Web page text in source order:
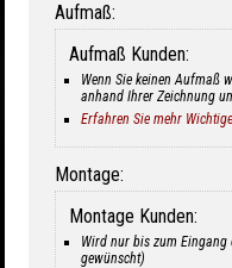
Aufmaß:
Aufmaß Kunden:
Wenn Sie keinen Aufmaß
anhand Ihrer Zeichnung
Erfahren Sie mehr
Montage:
Montage Kunden:
Wird nur bis zum
gewünscht)